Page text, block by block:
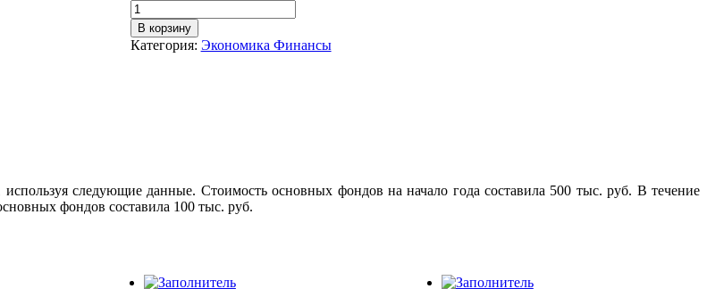
В корзину
Категория: Экономика Финансы
следующие данные. Стоимость основных фондов на начало года составила 500 тыс. руб. В течение
фондов составила 100 тыс. руб.